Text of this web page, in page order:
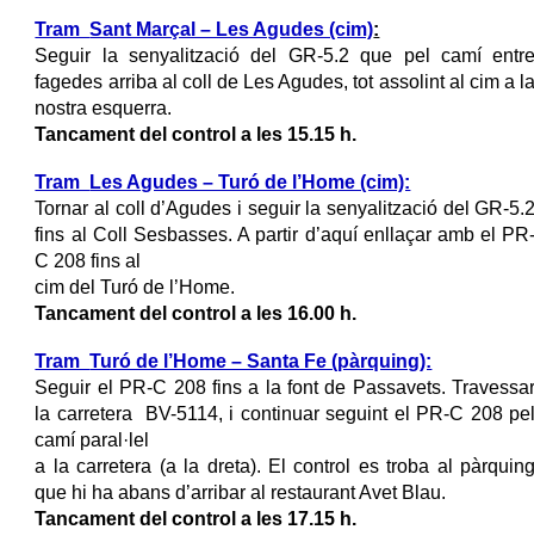
TramSant Marçal – Les Agudes (cim):
Seguir la senyalització del GR-5.2 que pel camí
fagedes arriba al coll de Les Agudes, tot assolint al cim a
nostra esquerra.
Tancament del control a les 15.15 h.
Tram
Les Agudes – Turó de l’Home (cim):
Tornar al coll d’Agudes i seguir la senyalització del GR-
fins al Coll Sesbasses. A partir d’aquí enllaçar amb el
C 208 fins al
cim del Turó de l’Home.
Tancament del control a les 16.00 h.
TramTuró de l’Home – Santa Fe (pàrquing):
Seguir el PR-C 208 fins a la font de Passavets.
la carretera BV-5114, i continuar seguint el PR-C 208
camí paral·lel
a la carretera (a la dreta). El control es troba al
que hi ha abans d’arribar al restaurant Avet Blau.
Tancament del control a les 17.15 h.